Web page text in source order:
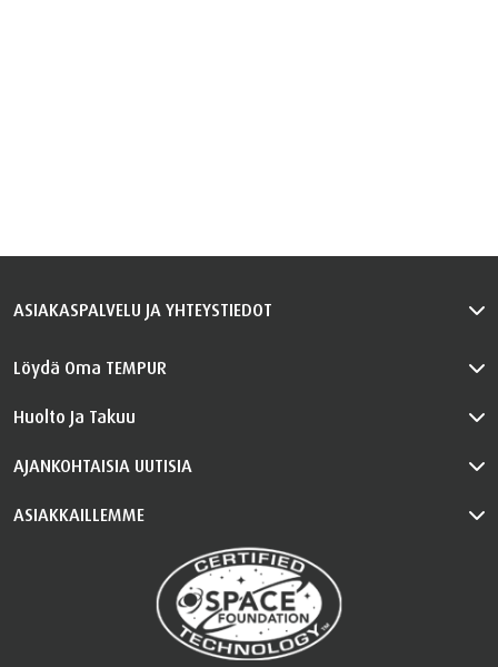
ASIAKASPALVELU JA YHTEYSTIEDOT
Löydä Oma TEMPUR
Huolto Ja Takuu
AJANKOHTAISIA UUTISIA
ASIAKKAILLEMME